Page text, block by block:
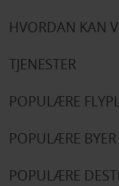
HVORDAN KAN
TJENESTER
POPULÆRE
POPULÆRE
POPULÆRE